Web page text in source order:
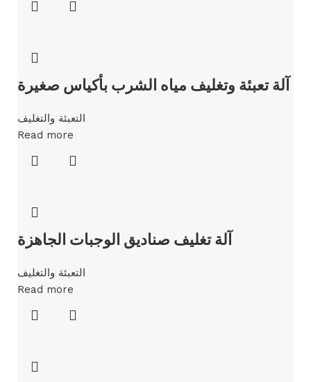
آلة تعبئة وتغليف مياه الشرب بأكياس صغيرة
التعبئة والتغليف
Read more
آلة تغليف صناديق الوجبات الجاهزة
التعبئة والتغليف
Read more